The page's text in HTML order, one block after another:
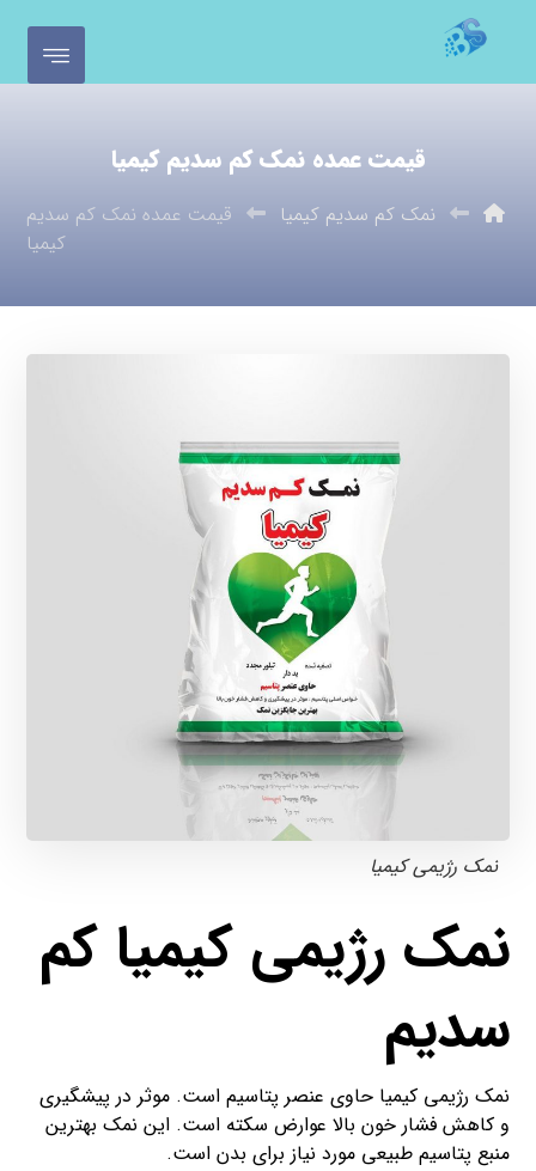
قیمت عمده نمک کم سدیم کیمیا
نمک کم سدیم کیمیا
قیمت عمده نمک کم سدیم
کیمیا
نمک رژیمی کیمیا
نمک رژیمی کیمیا کم
سدیم
نمک رژیمی کیمیا حاوی عنصر پتاسیم است. موثر در پیشگیری
و کاهش فشار خون بالا عوارض سکته است. این نمک بهترین
منبع پتاسیم طبیعی مورد نیاز برای بدن است.